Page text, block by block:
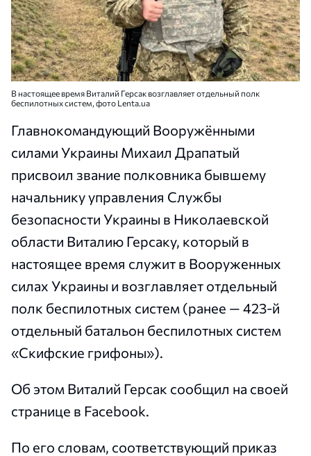
В настоящее время Виталий Герсак возглавляет отдельный полк
беспилотных систем, фото Lenta.ua
Главнокомандующий Вооружёнными
силами Украины Михаил Драпатый
присвоил звание полковника бывшему
начальнику управления Службы
безопасности Украины в Николаевской
области Виталию Герсаку, который в
настоящее время служит в Вооруженных
силах Украины и возглавляет отдельный
полк беспилотных систем (ранее — 423-й
отдельный батальон беспилотных систем
«Скифские грифоны»).
Об этом Виталий Герсак сообщил на своей
странице в Facebook.
По его словам, соответствующий приказ